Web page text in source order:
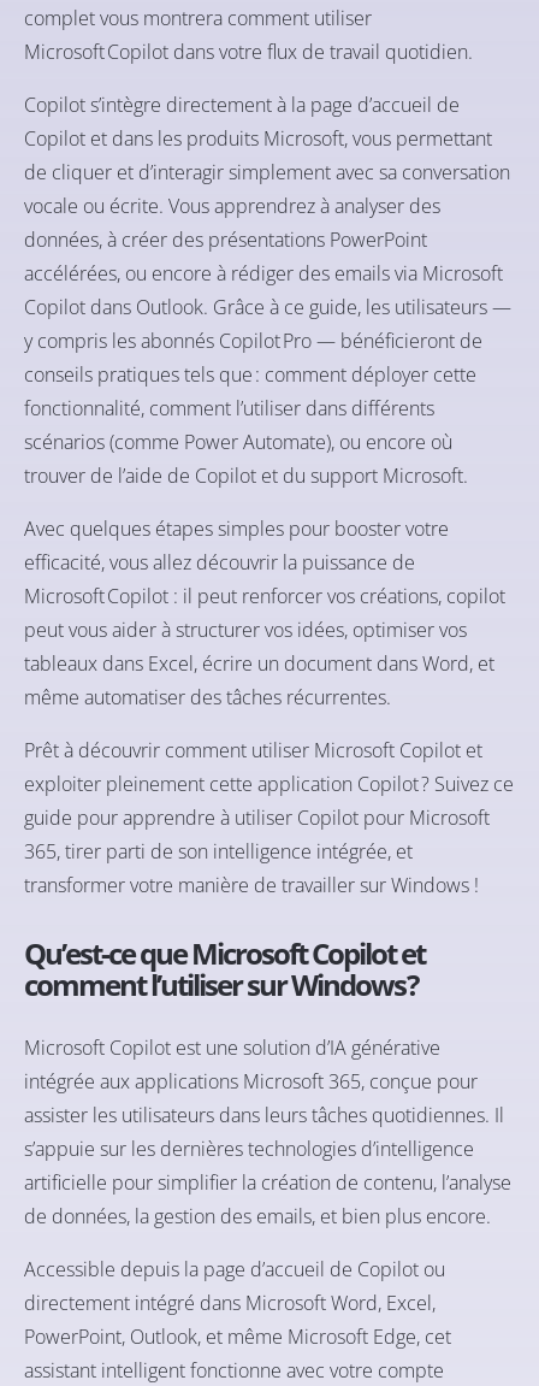
complet vous montrera comment utiliser
Microsoft Copilot dans votre flux de travail quotidien.
Copilot s’intègre directement à la page d’accueil de
Copilot et dans les produits Microsoft, vous permettant
de cliquer et d’interagir simplement avec sa conversation
vocale ou écrite. Vous apprendrez à analyser des
données, à créer des présentations PowerPoint
accélérées, ou encore à rédiger des emails via Microsoft
Copilot dans Outlook. Grâce à ce guide, les utilisateurs —
y compris les abonnés Copilot Pro — bénéficieront de
conseils pratiques tels que : comment déployer cette
fonctionnalité, comment l’utiliser dans différents
scénarios (comme Power Automate), ou encore où
trouver de l’aide de Copilot et du support Microsoft.
Avec quelques étapes simples pour booster votre
efficacité, vous allez découvrir la puissance de
Microsoft Copilot : il peut renforcer vos créations, copilot
peut vous aider à structurer vos idées, optimiser vos
tableaux dans Excel, écrire un document dans Word, et
même automatiser des tâches récurrentes.
Prêt à découvrir comment utiliser Microsoft Copilot et
exploiter pleinement cette application Copilot ? Suivez ce
guide pour apprendre à utiliser Copilot pour Microsoft
365, tirer parti de son intelligence intégrée, et
transformer votre manière de travailler sur Windows !
Qu’est-ce que Microsoft Copilot et
comment l’utiliser sur Windows ?
Microsoft Copilot est une solution d’IA générative
intégrée aux applications Microsoft 365, conçue pour
assister les utilisateurs dans leurs tâches quotidiennes. Il
s’appuie sur les dernières technologies d’intelligence
artificielle pour simplifier la création de contenu, l’analyse
de données, la gestion des emails, et bien plus encore.
Accessible depuis la page d’accueil de Copilot ou
directement intégré dans Microsoft Word, Excel,
PowerPoint, Outlook, et même Microsoft Edge, cet
assistant intelligent fonctionne avec votre compte